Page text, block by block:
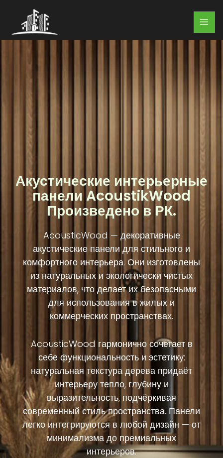
Акустические интерьерные
панели AcoustikWood
Произведено в РК.
AcousticWood — декоративные
акустические панели для стильного и
комфортного интерьера. Они изготовлены
из натуральных и экологически чистых
материалов, что делаетихбезопасными
для использованиявжилых и
коммерческих пространствах.
AcousticWood гармонично сочетает в
себе функциональность и эстетику:
натуральнаятекстура дерева придаёт
интерьеру тепло, глубину и
выразительность, подчёркивая
современныйстильпространства. Панели
легко интегрируются в любой дизайн — от
минимализма до премиальных
интерьеров.